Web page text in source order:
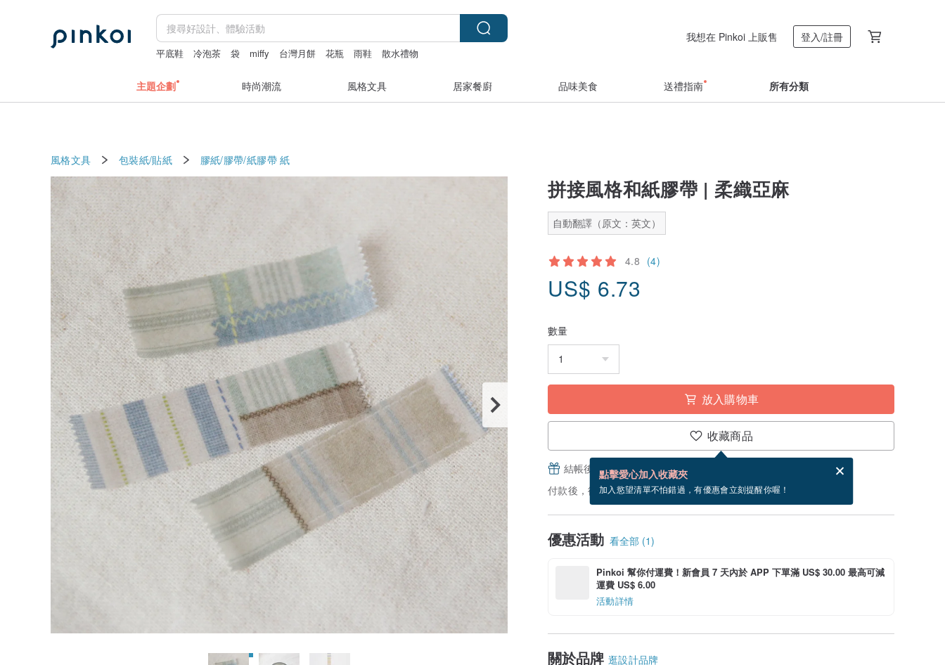
平底鞋 冷泡茶 袋 miffy 台灣月餅 花瓶 雨鞋 散水禮物
我想在 Pinkoi 上販售 登入/註冊
主題企劃 時尚潮流 風格文具 居家餐廚 品味美食 送禮指南 所有分類
風格文具 包裝紙/貼紙 膠紙/膠帶/紙膠帶 紙
拼接風格和紙膠帶 | 柔織亞麻
自動翻譯（原文：英文）
4.8 (4)
US$ 6.73
數量
放入購物車
收藏商品
點擊愛心加入收藏夾
加入慾望清單不怕錯過，有優惠會立刻提醒你喔！
結帳後填寫並分享，免費幫你寄送電子賀卡。
電子賀卡是什麼？
付款後，從備貨到寄出商品為 2 個工作天。（不包含假日）
優惠活動 看全部 (1)
Pinkoi 幫你付運費！新會員 7 天內於 APP 下單滿 US$ 30.00 最高可減
運費 US$ 6.00
活動詳情
關於品牌 逛設計品牌